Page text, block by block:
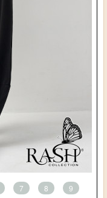
7 8
9